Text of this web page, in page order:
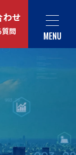
MENU
わせ
質問